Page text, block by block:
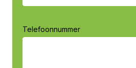
Telefoonnummer